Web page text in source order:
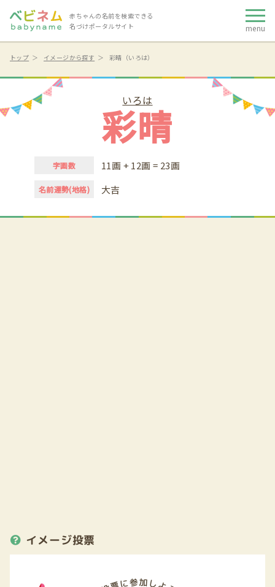
赤ちゃんの名前を検索できる
名づけポータルサイト
menu
トップ イメージから探す 彩晴（いろは）
いろは
彩晴
字画数 11画 + 12画 = 23画
名前運勢(地格) 大吉
イメージ投票